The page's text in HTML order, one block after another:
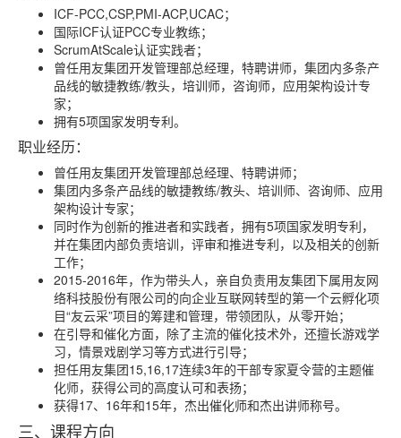
ICF-PCC,CSP,PMI-ACP,UCAC；
国际ICF认证PCC专业教练；
ScrumAtScale认证实践者；
曾任用友集团开发管理部总经理，特聘讲师，集团内多条产
品线的敏捷教练/教头，培训师，咨询师，应用架构设计专
家；
拥有5项国家发明专利。
职业经历：
曾任用友集团开发管理部总经理、特聘讲师；
集团内多条产品线的敏捷教练/教头、培训师、咨询师、应用
架构设计专家；
同时作为创新的推进者和实践者，拥有5项国家发明专利，
并在集团内部负责培训，评审和推进专利，以及相关的创新
工作；
2015-2016年，作为带头人，亲自负责用友集团下属用友网
络科技股份有限公司的向企业互联网转型的第一个云孵化项
目“友云采”项目的筹建和管理，带领团队，从零开始；
在引导和催化方面，除了主流的催化技术外，还擅长游戏学
习，情景戏剧学习等方式进行引导；
担任用友集团15,16,17连续3年的干部专家夏令营的主题催
化师，获得公司的高度认可和表扬；
获得17、16年和15年，杰出催化师和杰出讲师称号。
三、课程方向